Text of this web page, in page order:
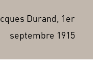
Durand, 1er
septembre 1915